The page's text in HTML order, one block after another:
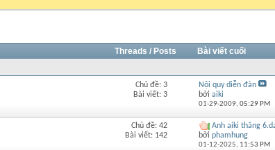
Threads / Posts
Bài viết cuối
Chủ đề: 3
Bài viết: 3
Nội quy diễn đàn
bởi aiki
01-29-2009, 05:29 PM
Chủ đề: 42
Bài viết: 142
Anh aiki thăng
bởi phamhung
01-12-2025, 11:53 PM